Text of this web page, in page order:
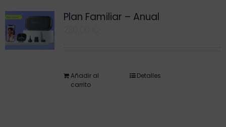
Plan Familiar – Anual
Añadir al
carrito
Detalles